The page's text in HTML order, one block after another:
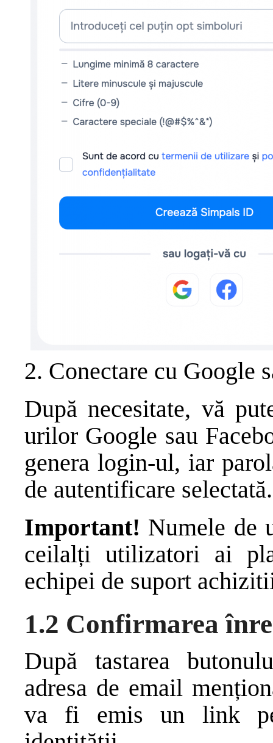
2. Conectare cu Google
După necesitate, vă
urilor Google sau
genera login-ul, iar
de autentificare selectată.
Important! Numele de
ceilalți utilizatori ai
echipei de suport
1.2 Confirmarea
După tastarea
adresa de email
va fi emis un link